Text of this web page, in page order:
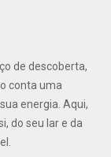
de descoberta,
conta uma
energia. Aqui,
do seu lar e da